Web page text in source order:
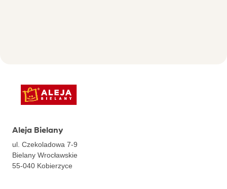
Aleja Bielany
ul. Czekoladowa 7-9
Bielany Wrocławskie
55-040 Kobierzyce